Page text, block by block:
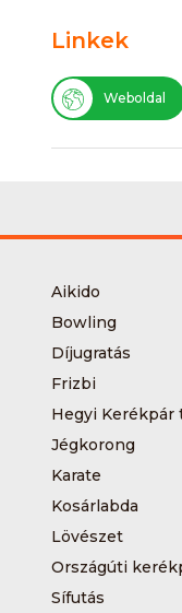
Linkek
Weboldal
Aikido
Bowling
Díjugratás
Frizbi
Hegyi Kerékpár
Jégkorong
Karate
Kosárlabda
Lövészet
Országúti
Sífutás